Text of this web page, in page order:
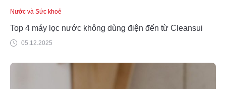
Nước và Sức khoẻ
Top 4 máy lọc nước không dùng điện đến từ Cleansui
05.12.2025